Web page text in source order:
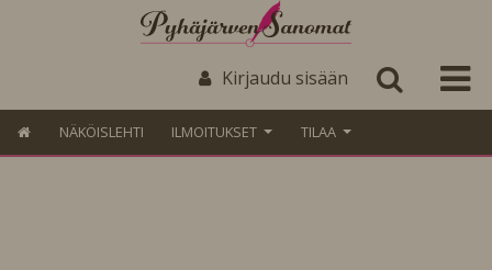
Kirjaudu sisään
NÄKÖISLEHTI ILMOITUKSET TILAA